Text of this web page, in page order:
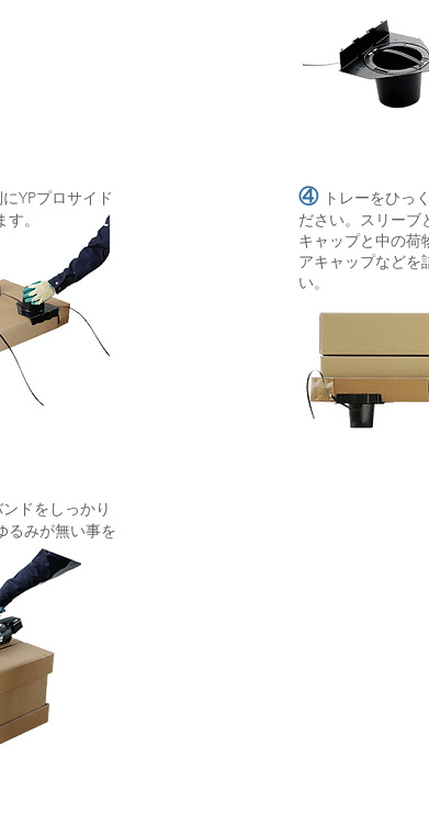
YPプロサイド
。
④ トレーをひっ
ださい。スリーブ
キャップと中の荷
アキャップなどを
い。
ドをしっかり
るみが無い事を